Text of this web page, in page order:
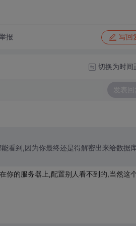
报 写回
切换为时间
发表回
看到,因为你最终还是得解密出来给数据
的服务器上,配置别人看不到的,当然这